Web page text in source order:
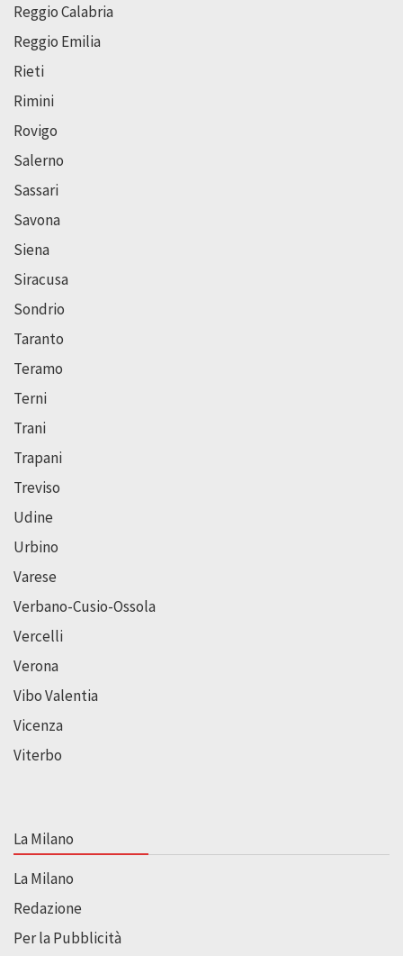
Reggio Calabria
Reggio Emilia
Rieti
Rimini
Rovigo
Salerno
Sassari
Savona
Siena
Siracusa
Sondrio
Taranto
Teramo
Terni
Trani
Trapani
Treviso
Udine
Urbino
Varese
Verbano-Cusio-Ossola
Vercelli
Verona
Vibo Valentia
Vicenza
Viterbo
La Milano
La Milano
Redazione
Per la Pubblicità